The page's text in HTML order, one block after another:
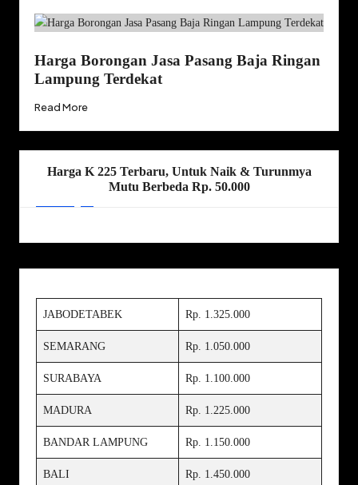
Harga Borongan Jasa Pasang Baja Ringan
Lampung Terdekat
Read More
Harga K 225 Terbaru, Untuk Naik & Turunmya
Mutu Berbeda Rp. 50.000
JABODETABEK Rp. 1.325.000
SEMARANG Rp. 1.050.000
SURABAYA Rp. 1.100.000
MADURA Rp. 1.225.000
BANDAR LAMPUNG Rp. 1.150.000
BALI Rp. 1.450.000